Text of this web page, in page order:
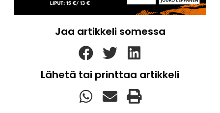
Jaa artikkeli somessa
Lähetä tai printtaa artikkeli